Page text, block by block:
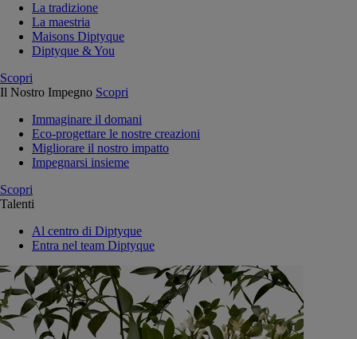
La tradizione
La maestria
Maisons Diptyque
Diptyque & You
Scopri
Il Nostro Impegno Scopri
Immaginare il domani
Eco-progettare le nostre creazioni
Migliorare il nostro impatto
Impegnarsi insieme
Scopri
Talenti
Al centro di Diptyque
Entra nel team Diptyque